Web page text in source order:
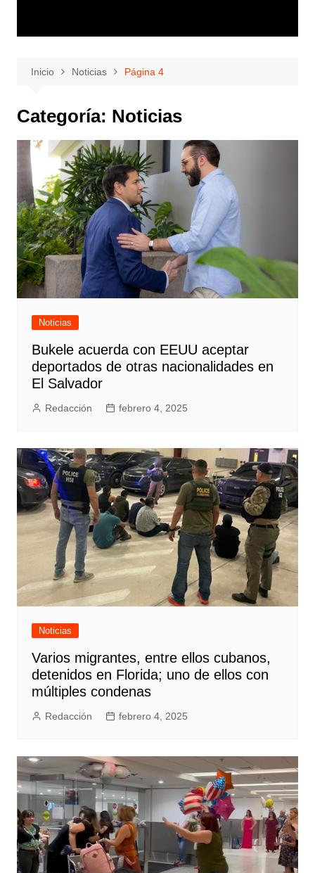
Inicio Noticias Página 4
Categoría: Noticias
Noticias
Bukele acuerda con EEUU aceptar
deportados de otras nacionalidades en
El Salvador
Redacción febrero 4, 2025
Noticias
Varios migrantes, entre ellos cubanos,
detenidos en Florida; uno de ellos con
múltiples condenas
Redacción febrero 4, 2025